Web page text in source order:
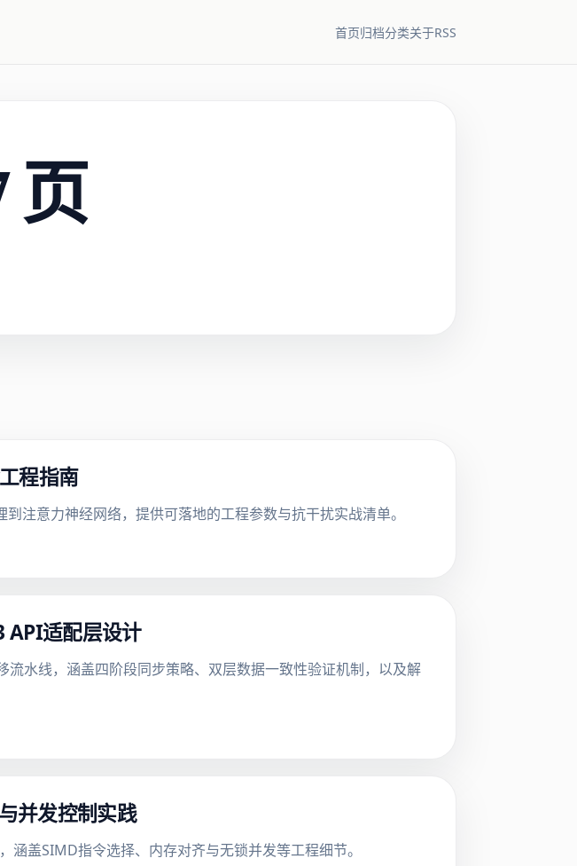
首页归档分类关于RSS
页
程指南
注意力神经网络，提供可落地的工程参数与抗干扰实战清单。
API适配层设计
水线，涵盖四阶段同步策略、双层数据一致性验证机制，以及解
并发控制实践
盖SIMD指令选择、内存对齐与无锁并发等工程细节。